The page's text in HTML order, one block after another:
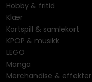
Hobby & fritid
Klær
Kortspill & samlekort
KPOP & musikk
LEGO
Manga
Merchandise & effekter